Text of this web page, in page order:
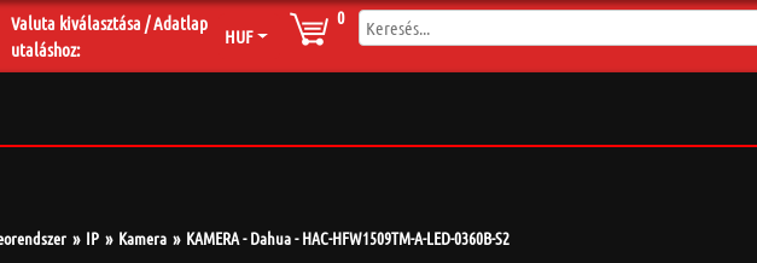
Valuta kiválasztása / Adatlap
utaláshoz:
HUF
0
IP Kamera KAMERA - Dahua - HAC-HFW1509TM-A-LED-0360B-S2